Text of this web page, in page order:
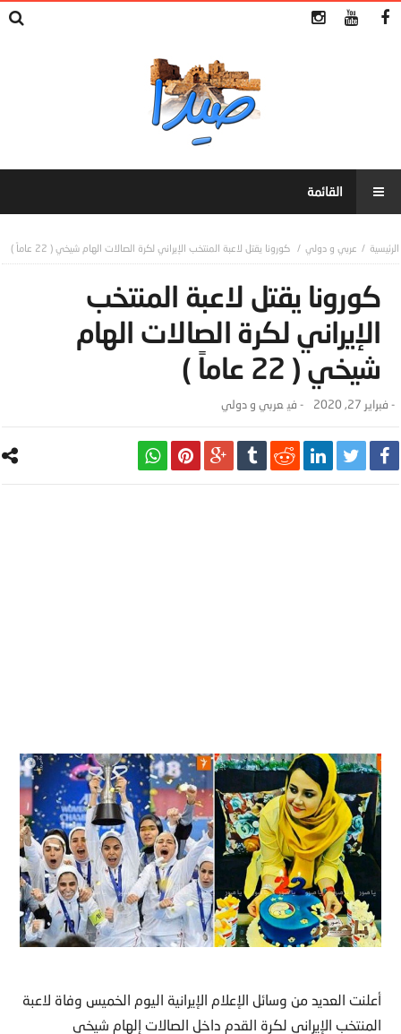
عربي و دولي كورونا يقتل لاعبة المنتخب الإيراني لكرة الصالات الهام شيخي ( 22 عاماً )
كورونا يقتل لاعبة المنتخب
الإيراني لكرة الصالات الهام
شيخي ( 22 عاماً )
- فبراير 27, 2020 - ‎في عربي و دولي
أعلنت العديد من وسائل الإعلام الإيرانية اليوم الخميس وفاة لاعبة
المنتخب الإيراني لكرة القدم داخل الصالات إلهام شيخي